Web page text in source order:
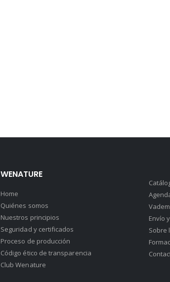
WENATURE
Home
Quiénes somos
Nuestros principios
Seguridad y certificados
Proceso de producción
Código ético de transparencia
Club Wenature
Envío
Sobre